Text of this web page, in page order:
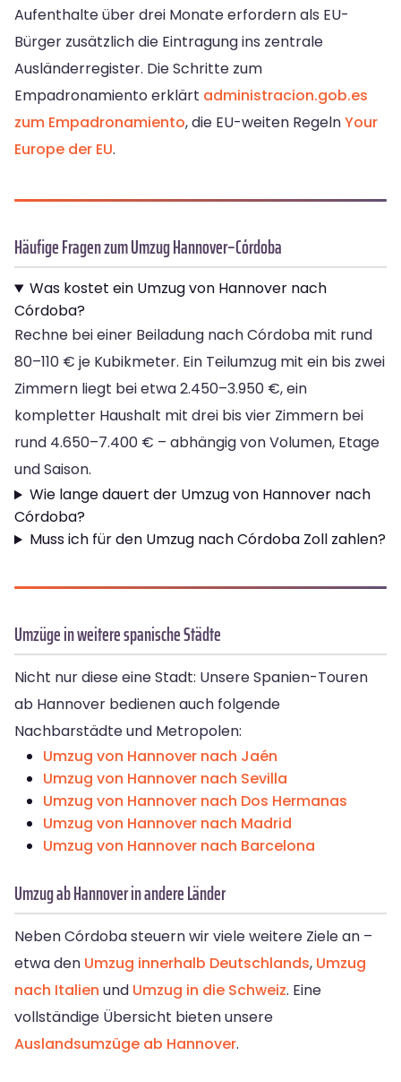
Aufenthalte über drei Monate erfordern als EU-
Bürger zusätzlich die Eintragung ins zentrale
Ausländerregister. Die Schritte zum
Empadronamiento erklärt administracion.gob.es
zum Empadronamiento, die EU-weiten RegelnYour
Europe der EU.
Häufige Fragen zum Umzug Hannover–Córdoba
Was kostet ein Umzug von Hannover nach
Córdoba?
Rechne bei einer Beiladung nach Córdoba mit rund
80–110 € je Kubikmeter. Ein Teilumzug mit ein bis zwei
Zimmern liegt bei etwa 2.450–3.950 €, ein
kompletter Haushalt mit drei bis vier Zimmern bei
rund 4.650–7.400 € – abhängig von Volumen, Etage
und Saison.
Wie lange dauert der Umzug von Hannover nach
Córdoba?
Muss ich für den Umzug nach Córdoba Zoll zahlen?
Umzüge in weitere spanische Städte
Nicht nur diese eine Stadt: Unsere Spanien-Touren
ab Hannover bedienen auch folgende
Nachbarstädte und Metropolen:
Umzug von Hannover nach Jaén
Umzug von Hannover nach Sevilla
Umzug von Hannover nach Dos Hermanas
Umzug von Hannover nach Madrid
Umzug von Hannover nach Barcelona
Umzug ab Hannover in andere Länder
Neben Córdoba steuern wir viele weitere Ziele an –
etwa den Umzug innerhalb Deutschlands, Umzug
nach Italien und Umzug in die Schweiz. Eine
vollständige Übersicht bieten unsere
Auslandsumzüge ab Hannover.